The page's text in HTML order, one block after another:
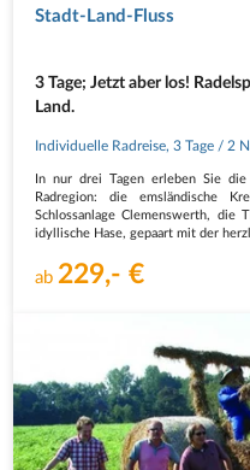
Stadt-Land-Fluss
3 Tage; Jetzt aber los!
Land.
Individuelle Radreise,3 Tage / 2
In nur drei Tagen erleben Sie
Radregion: die emsländische
Schlossanlage Clemenswerth, die
idyllische Hase, gepaart mit der
ab229,- €